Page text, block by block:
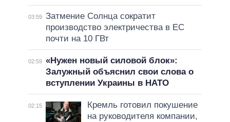
03:59 Затмение Солнца сократит
производство электричества в ЕС
почти на 10 ГВт
02:59 «Нужен новый силовой блок»:
Залужный объяснил свои слова о
вступлении Украины в НАТО
02:15
Кремль готовил покушение
на руководителя компании,